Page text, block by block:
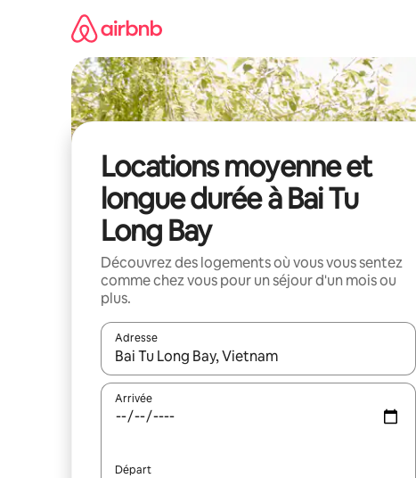
Locations moyenne et
longue durée à Bai Tu
Long Bay
Découvrez des logements où vous vous sentez
comme chez vous pour un séjour d'un mois ou
plus.
Adresse
Lorsque les résultats s'affichent, utilisez les flèches
Arrivée
Départ